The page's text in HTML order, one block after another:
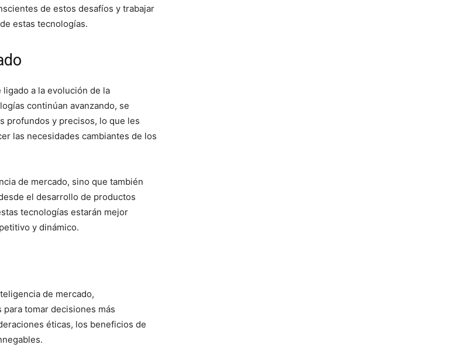
de estos desafíos y trabajar
estas tecnologías.
a la evolución de la
continúan avanzando, se
profundos y precisos, lo que les
las necesidades cambiantes de los
de mercado, sino que también
el desarrollo de productos
tecnologías estarán mejor
y dinámico.
de mercado,
tomar decisiones más
éticas, los beneficios de